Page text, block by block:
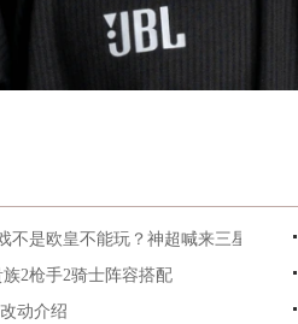
不是欧皇不能玩？神超喊来三星冰女？
族2枪手2骑士阵容搭配
动介绍